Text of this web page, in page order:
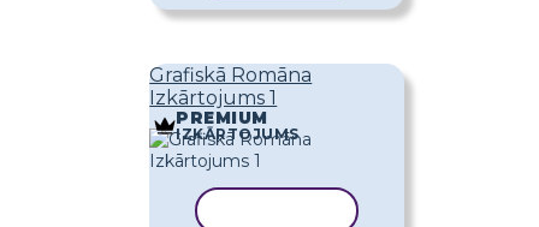
Grafiskā Romāna
Izkārtojums 1
PREMIUM
IZKĀRTOJUMS